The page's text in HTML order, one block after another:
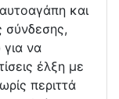
και
σύνδεσης,
για να
έλξη με
περιττά